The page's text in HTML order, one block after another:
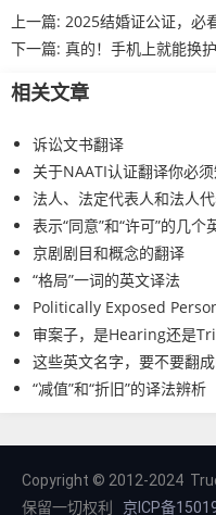
上一篇: 2025结婚证公证，必
下一篇: 真的！手机上就能换护
相关文章
诉讼文书翻译
关于NAATI认证翻译你必
法人、法定代表人和法人
表示“同意”和“许可”的几个
京剧剧目和概念的翻译
“格局”一词的英文译法
Politically Exposed
审案子，是Hearing还是
这些英文名字，要不要翻成
“减值”和“折旧”的译法辨析
Copyright © 2012-2024
保留一切权利
京ICP备